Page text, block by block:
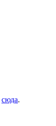
сюда.